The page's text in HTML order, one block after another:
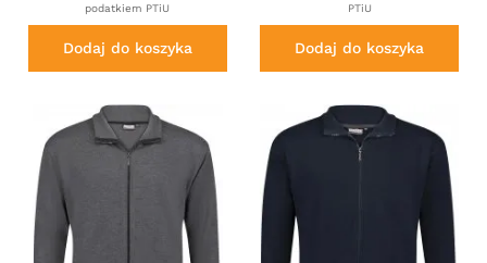
podatkiem PTiU
Dodaj do koszyka
PTiU
Dodaj do koszyka